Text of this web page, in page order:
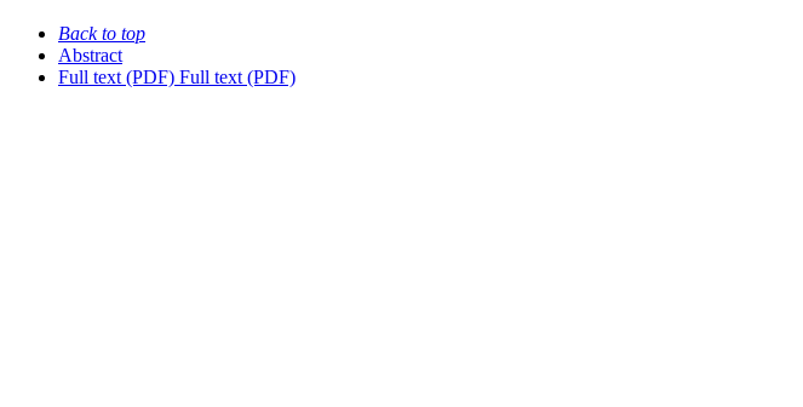
Back to top
Abstract
Full text (PDF) Full text (PDF)